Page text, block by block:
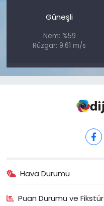
Güneşli
Nem: %59
Rüzgar: 9.61 m/s
Hava Durumu
Puan Durumu ve Fikstür